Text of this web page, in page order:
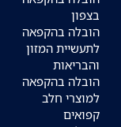
בצפון
הובלה בהקפאה
לתעשיית המזון
והבריאות
הובלה בהקפאה
למוצרי חלב
קפואים